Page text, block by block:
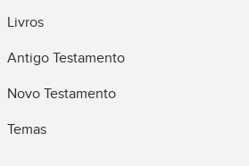
Livros
Antigo Testamento
Novo Testamento
Temas